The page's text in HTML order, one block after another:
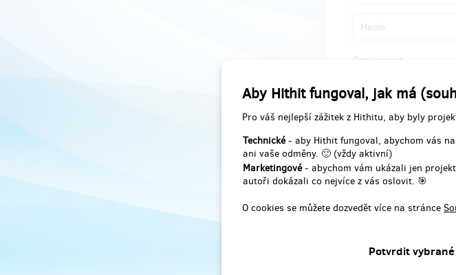
Aby Hithit fungoval, jak má
Pro váš nejlepší zážitek z Hithitu, aby byly
Technické- aby Hithit fungoval, abychom vás
ani vaše odměny. 🙂 (vždy aktivní)
Marketingové- abychom vám ukázali jen
autoři dokázali co nejvíce z vás oslovit. 🎯
O cookies se můžete dozvedět více na stránce
Registrovat